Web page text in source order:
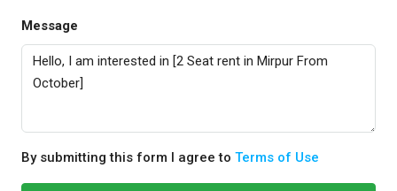
Message
By submitting this form I agree to Terms of Use